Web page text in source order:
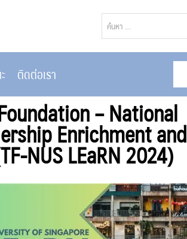
ติดต่อเรา
– National
Enrichment and
NUS LEaRN 2024)